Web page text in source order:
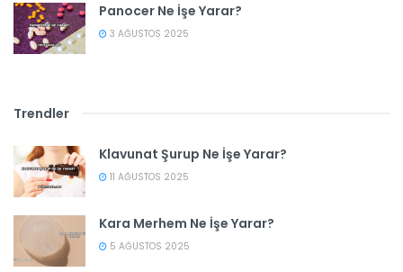
Panocer Ne İşe Yarar?
3 AĞUSTOS 2025
Trendler
Klavunat Şurup Ne İşe Yarar?
11 AĞUSTOS 2025
Kara Merhem Ne İşe Yarar?
5 AĞUSTOS 2025